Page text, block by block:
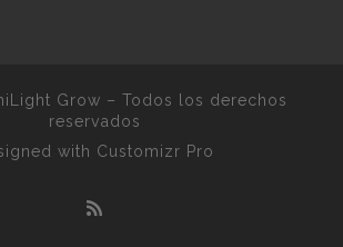
Grow – Todos los derechos
reservados
with Customizr Pro